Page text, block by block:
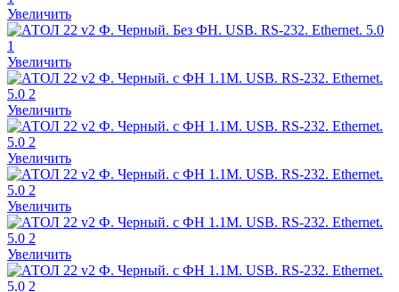
Увеличить
Увеличить
Увеличить
Увеличить
Увеличить
Увеличить